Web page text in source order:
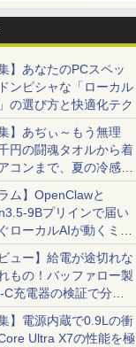
集】あなたのPCスペッ
ンピシャな「ローカル
の選び方と快適化テク
集】あぢぃ～もう無理
円の闘魂タオルから着
コンまで、夏の冷感グ
挙紹介
ラム】OpenClawと
9Bプリインで届い
ローカルAIが動くミニ
Pro」
ビュー】給電が途切れな
もの！バッファロー製
C充電器の検証で分か
と
集】電源内蔵で0.9Lの衝
Ultra X7の性能を極